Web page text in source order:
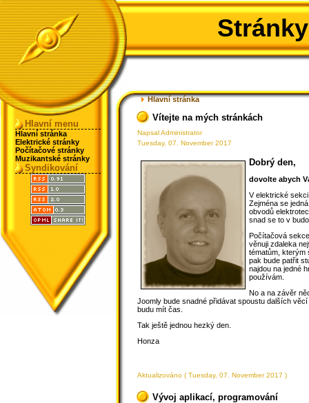
Hlavní menu
Hlavní stránka
Elektrické stránky
Počítačové stránky
Muzikantské stránky
Syndikování
Hlavní stránka
Vítejte na mých stránkách
Napsal Administrator
Tuesday, 07. November 2017
Dobrý den,
dovolte abych
V elektrické
Zejména se
obvodů
snad se to v
Počítačová
věnuji zdaleka
tématům, kterým
pak bude patřit
najdou na jedné
používám.
No a na závěr
Joomly bude snadné přidávat spoustu dalších
budu mít čas.
Tak ještě jednou hezký den.
Honza
Aktualizováno ( Tuesday, 07. November 2017 )
Vývoj aplikací, programování